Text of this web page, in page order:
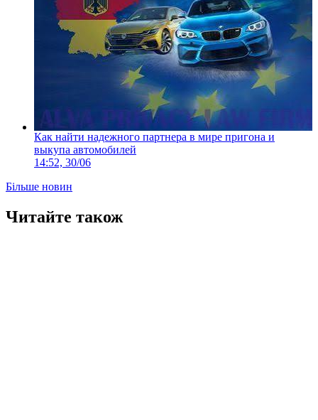
Как найти надежного партнера в мире пригона и
выкупа автомобилей
14:52, 30/06
Більше новин
Читайте також